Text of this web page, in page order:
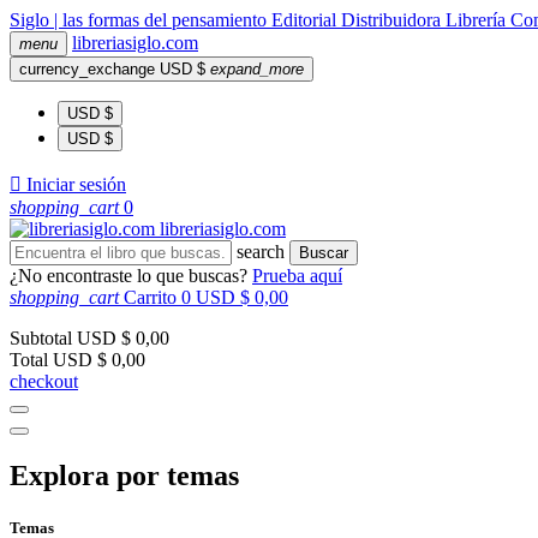
Siglo | las formas del pensamiento Editorial Distribuidora Librería
menu libreriasiglo.com
currency_exchange USD $ expand_more
USD $
USD $
 Iniciar sesión
shopping_cart 0
libreriasiglo.com
search
Buscar
¿No encontraste lo que buscas? Prueba aquí
shopping_cart Carrito 0 USD $ 0,00
Subtotal USD $ 0,00
Total USD $ 0,00
checkout
Explora por temas
Temas